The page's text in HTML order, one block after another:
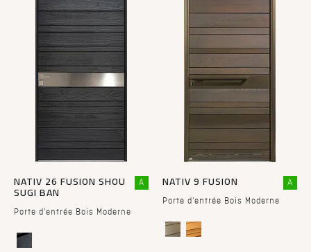
NATIV 26 FUSION SHOU
SUGI BAN
Porte d'entrée Bois Moderne
A NATIV 9 FUSION
Porte d'entrée Bois Moderne
A